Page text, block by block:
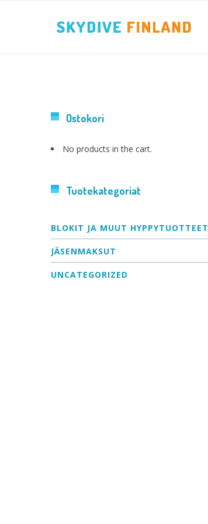
Ostokori
No products in the cart.
Tuotekategoriat
BLOKIT JA MUUT HYPPYTUOTTEET
JÄSENMAKSUT
UNCATEGORIZED